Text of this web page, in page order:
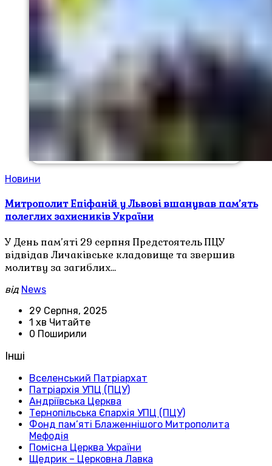
Новини
Митрополит Епіфаній у Львові вшанував пам’ять
полеглих захисників України
У День пам’яті 29 серпня Предстоятель ПЦУ
відвідав Личаківське кладовище та звершив
молитву за загиблих…
від News
29 Серпня, 2025
1 хв Читайте
0 Поширили
Інші
Вселенський Патріархат
Патріархія УПЦ (ПЦУ)
Андріївська Церква
Тернопільська Єпархія УПЦ (ПЦУ)
Фонд пам’яті Блаженнішого Митрополита
Мефодія
Помісна Церква України
Щедрик – Церковна Лавка